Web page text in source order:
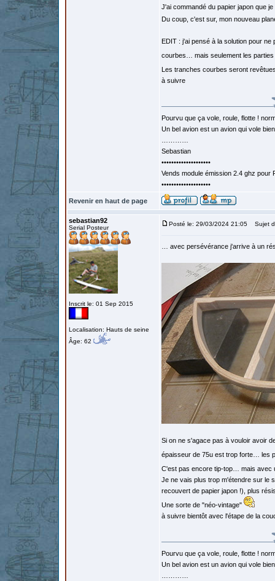
J'ai commandé du papier japon que
Du coup, c'est sur, mon nouveau
EDIT : j'ai pensé à la solution pour
courbes… mais seulement les
Les tranches courbes seront
à suivre
Pourvu que ça vole, roule, flotte !
Un bel avion est un avion qui vole
Sebastian
••••••••••••••••••••
Vends module émission 2.4 ghz
••••••••••••••••••••
Revenir en haut de page
sebastian92
Serial Posteur
Inscrit le: 01 Sep 2015
Localisation: Hauts de seine
Âge: 62
Posté le: 29/03/2024 21:05 Sujet
… avec persévérance j'arrive à un
Si on ne s'agace pas à vouloir avoir
épaisseur de 75u est trop forte… les
C'est pas encore tip-top… mais avec
Je ne vais plus trop m'étendre sur le
recouvert de papier japon !), plus
Une sorte de "néo-vintage"
à suivre bientôt avec l'étape de la
Pourvu que ça vole, roule, flotte !
Un bel avion est un avion qui vole